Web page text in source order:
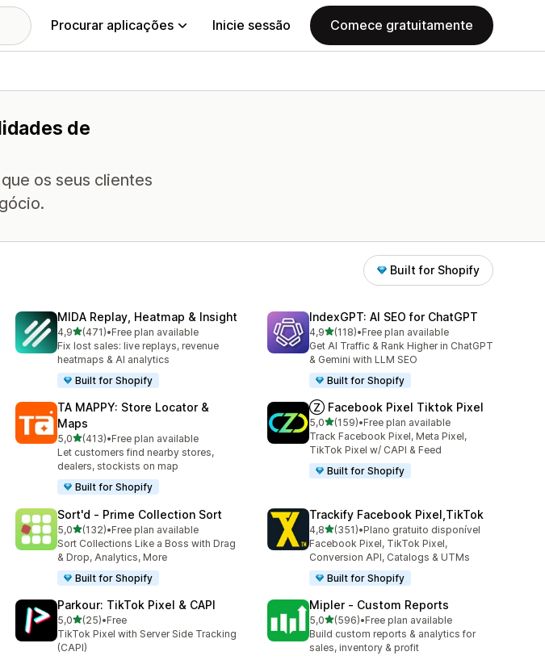
Procurar aplicações Inicie sessão Comece gratuitamente
de
os seus clientes
Built for Shopify
MIDA Replay, Heatmap & Insight
4,9de 5 estrelas
(471)
471 total de avaliações
•Free plan available
Fix lost sales: live replays, revenue
heatmaps & AI analytics
Built for Shopify
IndexGPT: AI SEO for ChatGPT
4,9de 5 estrelas
(118)
118 total de avaliações
•Free plan available
Get AI Traffic & Rank Higher in ChatGPT
& Gemini with LLM SEO
Built for Shopify
TA MAPPY: Store Locator &
Maps
5,0de 5 estrelas
(413)
413 total de avaliações
•Free plan available
Let customers find nearby stores,
dealers, stockists on map
Built for Shopify
Ⓩ Facebook Pixel Tiktok Pixel
5,0de 5 estrelas
(159)
159 total de avaliações
•Free plan available
Track Facebook Pixel, Meta Pixel,
TikTok Pixel w/ CAPI & Feed
Built for Shopify
Sort'd ‑ Prime Collection Sort
5,0de 5 estrelas
(132)
132 total de avaliações
•Free plan available
Sort Collections Like a Boss with Drag
& Drop, Analytics, More
Built for Shopify
Trackify Facebook Pixel,TikTok
4,8de 5 estrelas
(351)
351 total de avaliações
•Plano gratuito disponível
Facebook Pixel, TikTok Pixel,
Conversion API, Catalogs & UTMs
Built for Shopify
Parkour: TikTok Pixel & CAPI
5,0de 5 estrelas
(25)
25 total de avaliações
•Free
TikTok Pixel with Server Side Tracking
(CAPI)
Mipler ‑ Custom Reports
5,0de 5 estrelas
(596)
596 total de avaliações
•Free plan available
Build custom reports & analytics for
sales, inventory & profit